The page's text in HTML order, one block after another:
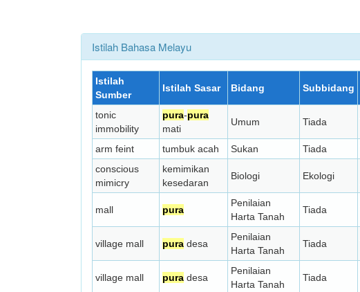
Istilah Bahasa Melayu
Istilah
Sumber
Istilah Sasar Bidang Subbidang
tonic
immobility
pura-pura
mati
Umum Tiada
arm feint tumbuk acah Sukan Tiada
conscious
mimicry
kemimikan
kesedaran
Biologi Ekologi
mall pura
Penilaian
Harta Tanah
Tiada
village mall pura desa
Penilaian
Harta Tanah
Tiada
village mall pura desa
Penilaian
Harta Tanah
Tiada